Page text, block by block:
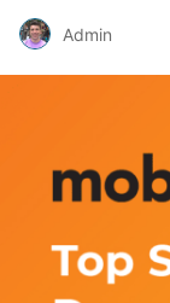
Admin